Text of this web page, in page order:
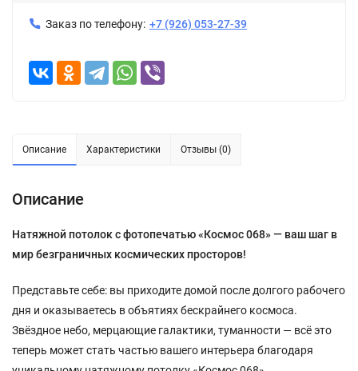
Заказ по телефону: +7 (926) 053-27-39
Описание Характеристики Отзывы (0)
Описание
Натяжной потолок с фотопечатью «Космос 068» — ваш шаг в
мир безграничных космических просторов!
Представьте себе: вы приходите домой после долгого рабочего
дня и оказываетесь в объятиях бескрайнего космоса.
Звёздное небо, мерцающие галактики, туманности — всё это
теперь может стать частью вашего интерьера благодаря